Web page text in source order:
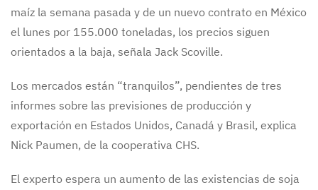
maíz la semana pasada y de un nuevo contrato en México
el lunes por 155.000 toneladas, los precios siguen
orientados a la baja, señala Jack Scoville.
Los mercados están “tranquilos”, pendientes de tres
informes sobre las previsiones de producción y
exportación en Estados Unidos, Canadá y Brasil, explica
Nick Paumen, de la cooperativa CHS.
El experto espera un aumento de las existencias de soja